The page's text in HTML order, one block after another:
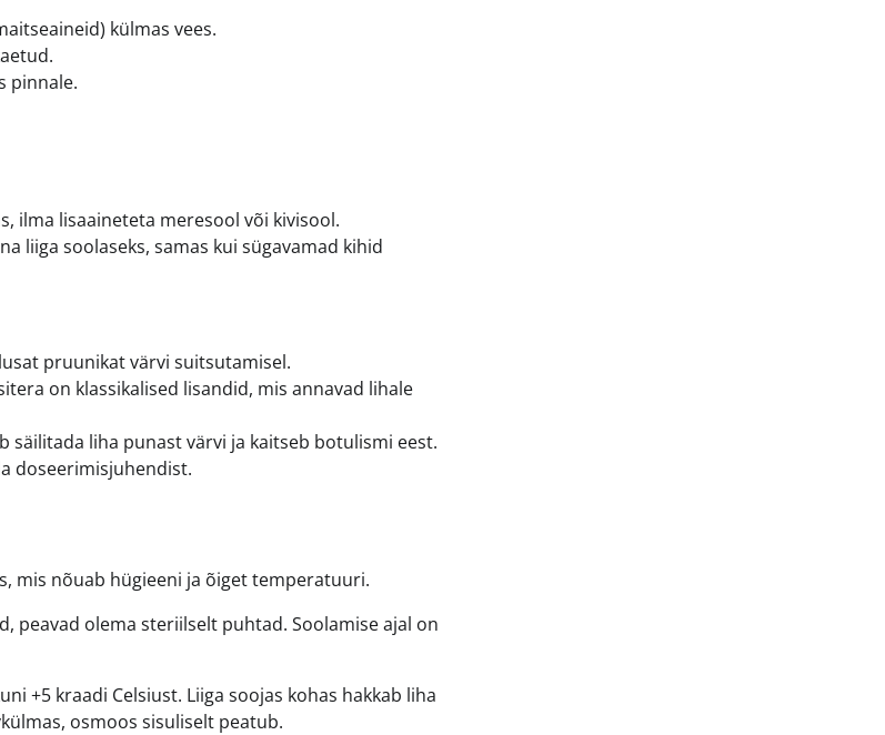
külmas vees.
pinnale.
ilma lisaaineteta meresool või kivisool.
liiga soolaseks, samas kui sügavamad kihid
pruunikat värvi suitsutamisel.
on klassikalised lisandid, mis annavad lihale
säilitada liha punast värvi ja kaitseb botulismi eest.
doseerimisjuhendist.
mis nõuab hügieeni ja õiget temperatuuri.
peavad olema steriilselt puhtad. Soolamise ajal on
+5 kraadi Celsiust. Liiga soojas kohas hakkab liha
osmoos sisuliselt peatub.